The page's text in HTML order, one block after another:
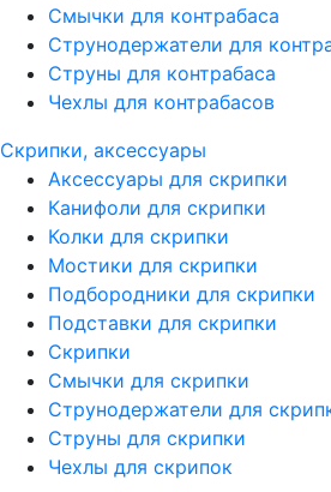
Смычки для контрабаса
Струнодержатели для
Струны для контрабаса
Чехлы для контрабасов
Скрипки, аксессуары
Аксессуары для скрипки
Канифоли для скрипки
Колки для скрипки
Мостики для скрипки
Подбородники для скрипки
Подставки для скрипки
Скрипки
Смычки для скрипки
Струнодержатели для
Струны для скрипки
Чехлы для скрипок